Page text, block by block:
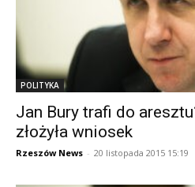
POLITYKA
Jan Bury trafi do
złożyła wniosek
Rzeszów News - 20 listopada 2015 15:19